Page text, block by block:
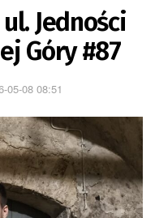
Jedności
Góry #87
05-08 08:51